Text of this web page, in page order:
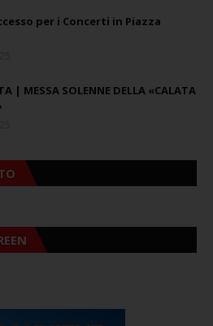
per i Concerti in Piazza
| MESSA SOLENNE DELLA «CALATA